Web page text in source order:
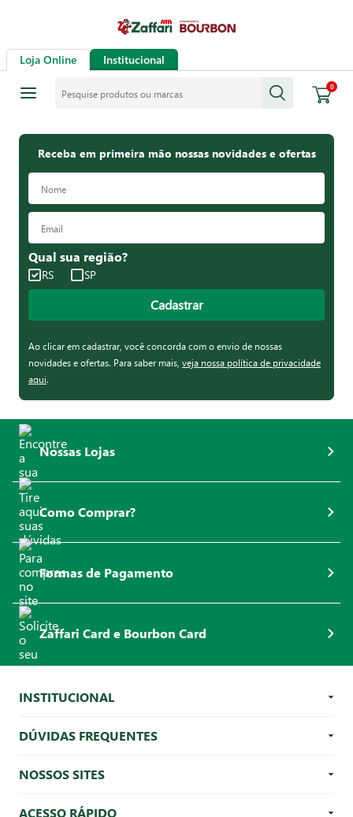
Loja Online Institucional
0
Receba em primeira mão nossas novidades e ofertas
Qual sua região?
RS SP
Cadastrar
Ao clicar em cadastrar, você concorda com o envio de nossas
novidades e ofertas. Para saber mais, veja nossa política de privacidade
aqui.
Nossas Lojas
Como Comprar?
Formas de Pagamento
Zaffari Card e Bourbon Card
INSTITUCIONAL
DÚVIDAS FREQUENTES
NOSSOS SITES
ACESSO RÁPIDO